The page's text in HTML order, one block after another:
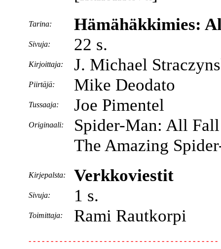
Tarina: Hämähäkkimies:
Sivuja: 22 s.
Kirjoittaja: J. Michael
Piirtäjä: Mike Deodato
Tussaaja: Joe Pimentel
Originaali:
Spider-Man: All
The Amazing
Kirjepalsta: Verkkoviestit
Sivuja: 1 s.
Toimittaja: Rami Rautkorpi
- - - - - - - - - - - - - - - - - - - - - - - - - - - - - - - - - - - - - - - - - - -